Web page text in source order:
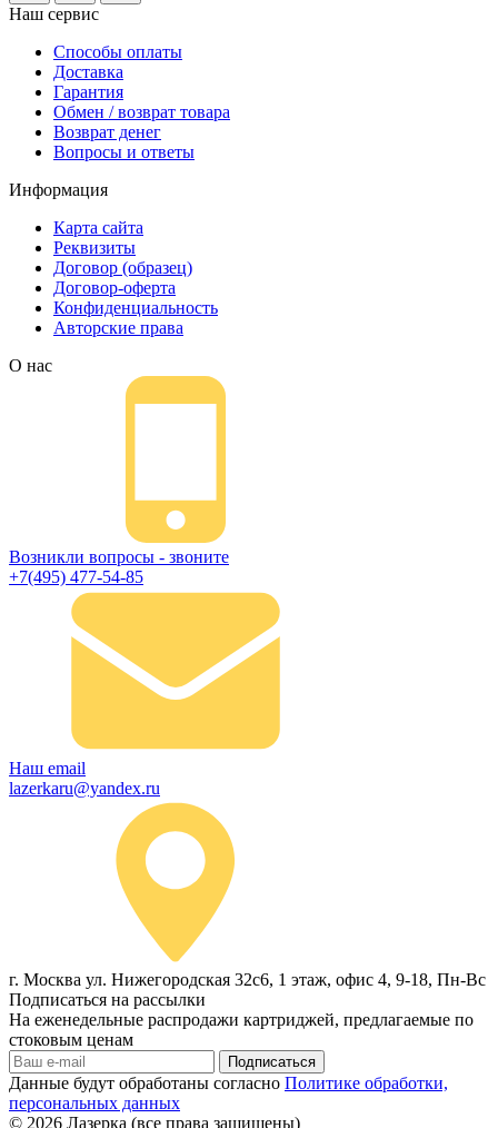
Наш сервис
Способы оплаты
Доставка
Гарантия
Обмен / возврат товара
Возврат денег
Вопросы и ответы
Информация
Карта сайта
Реквизиты
Договор (образец)
Договор-оферта
Конфиденциальность
Авторские права
О нас
Возникли вопросы - звоните
+7(495) 477-54-85
Наш email
lazerkaru@yandex.ru
г. Москва ул. Нижегородская 32с6, 1 этаж, офис 4, 9-18, Пн-Вс
Подписаться на рассылки
На еженедельные распродажи картриджей, предлагаемые по
стоковым ценам
Подписаться
Данные будут обработаны согласно Политике обработки,
персональных данных
© 2026 Лазерка (все права защищены)